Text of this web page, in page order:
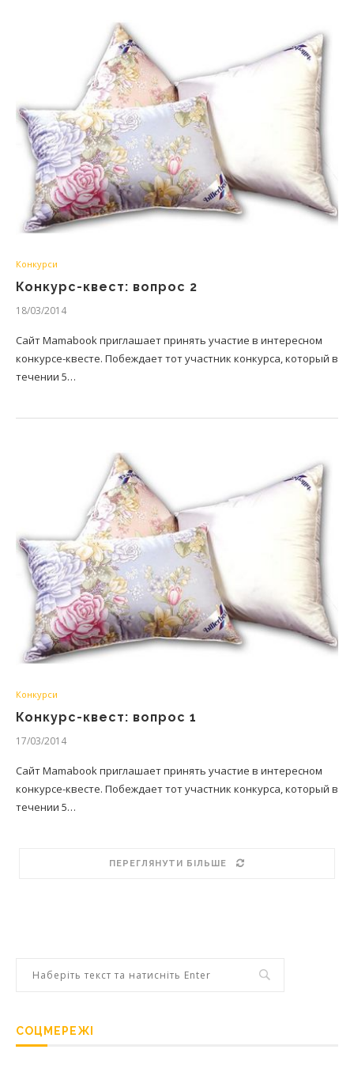
Конкурси
Конкурс-квест: вопрос 2
18/03/2014
Сайт Mamabook приглашает принять участие в интересном
конкурсе-квесте. Побеждает тот участник конкурса, который в
течении 5…
Конкурси
Конкурс-квест: вопрос 1
17/03/2014
Сайт Mamabook приглашает принять участие в интересном
конкурсе-квесте. Побеждает тот участник конкурса, который в
течении 5…
ПЕРЕГЛЯНУТИ БІЛЬШЕ
СОЦМЕРЕЖІ